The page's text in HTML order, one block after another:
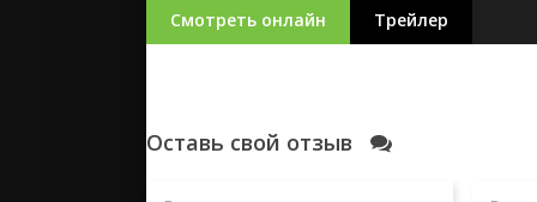
Смотреть онлайн Трейлер
Оставь свой отзыв